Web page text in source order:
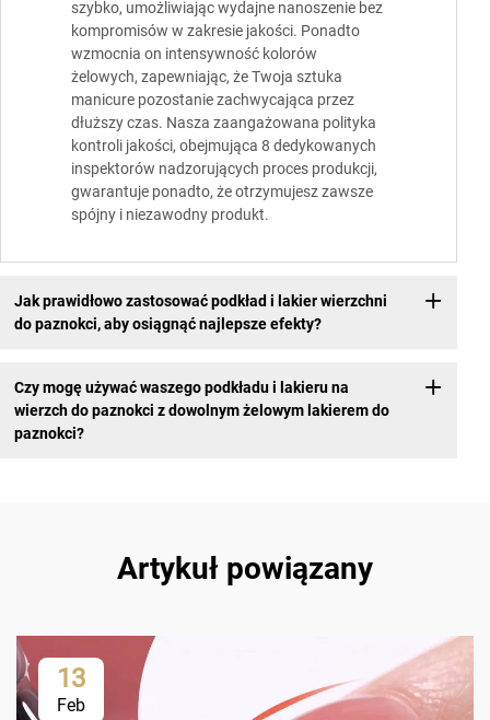
szybko, umożliwiając wydajne nanoszenie bez
kompromisów w zakresie jakości. Ponadto
wzmocnia on intensywność kolorów
żelowych, zapewniając, że Twoja sztuka
manicure pozostanie zachwycająca przez
dłuższy czas. Nasza zaangażowana polityka
kontroli jakości, obejmująca 8 dedykowanych
inspektorów nadzorujących proces produkcji,
gwarantuje ponadto, że otrzymujesz zawsze
spójny i niezawodny produkt.
Jak prawidłowo zastosować podkład i lakier wierzchni
do paznokci, aby osiągnąć najlepsze efekty?
Czy mogę używać waszego podkładu i lakieru na
wierzch do paznokci z dowolnym żelowym lakierem do
paznokci?
Artykuł powiązany
13
Feb